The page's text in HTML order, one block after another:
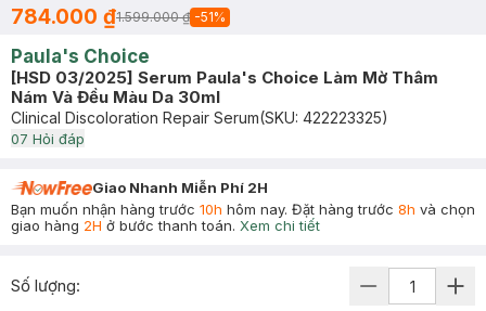
784.000 ₫1.599.000 ₫ -51%
Paula's Choice
[HSD 03/2025] Serum Paula's Choice Làm Mờ Thâm
Nám Và Đều Màu Da 30ml
Clinical Discoloration Repair Serum(SKU: 422223325)
07 Hỏi đáp
Giao Nhanh Miễn Phí 2H
Bạn muốn nhận hàng trước 10h hôm nay. Đặt hàng trước 8h và chọn
giao hàng 2H ở bước thanh toán. Xem chi tiết
Số lượng: